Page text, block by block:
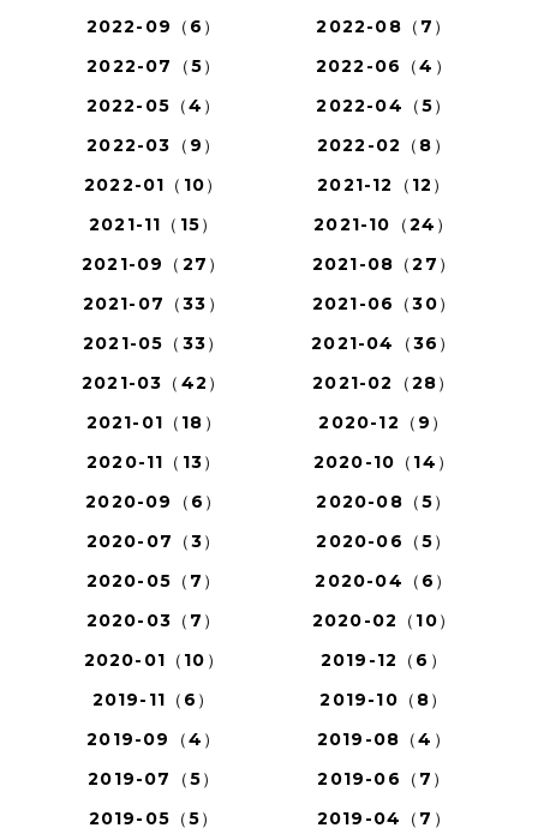
2022-09（6）
2022-08（7）
2022-07（5）
2022-06（4）
2022-05（4）
2022-04（5）
2022-03（9）
2022-02（8）
2022-01（10）
2021-12（12）
2021-11（15）
2021-10（24）
2021-09（27）
2021-08（27）
2021-07（33）
2021-06（30）
2021-05（33）
2021-04（36）
2021-03（42）
2021-02（28）
2021-01（18）
2020-12（9）
2020-11（13）
2020-10（14）
2020-09（6）
2020-08（5）
2020-07（3）
2020-06（5）
2020-05（7）
2020-04（6）
2020-03（7）
2020-02（10）
2020-01（10）
2019-12（6）
2019-11（6）
2019-10（8）
2019-09（4）
2019-08（4）
2019-07（5）
2019-06（7）
2019-05（5）
2019-04（7）